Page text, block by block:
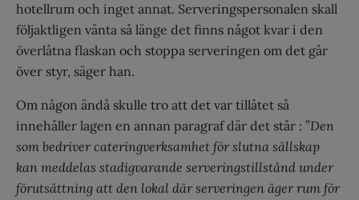
hotellrum och inget annat. Serveringspersonalen skall
följaktligen vänta så länge det finns något kvar i den
överlåtna flaskan och stoppa serveringen om det går
över styr, säger han.
Om någon ändå skulle tro att det var tillåtet så
innehåller lagen en annan paragraf där det står : ”Den
som bedriver cateringverksamhet för slutna sällskap
kan meddelas stadigvarande serveringstillstånd under
förutsättning att den lokal där serveringen äger rum för